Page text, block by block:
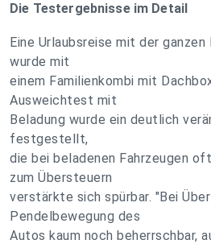
Die Testergebnisse im Detail
Eine Urlaubsreise mit der ganzen
wurde mit
einem Familienkombi mit
Ausweichtest mit
Beladung wurde ein deutlich
festgestellt,
die bei beladenen Fahrzeugen
zum Übersteuern
verstärkte sich spürbar. "Bei
Pendelbewegung des
Autos kaum noch beherrschbar,